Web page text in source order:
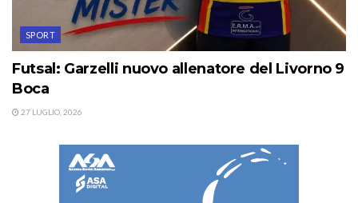
SPORT
Futsal: Garzelli nuovo allenatore del Livorno 9
Boca
27 LUGLIO, 2026